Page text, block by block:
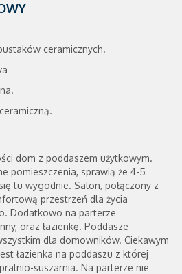
ceramicznych.
dom z poddaszem użytkowym.
pomieszczenia, sprawią że 4-5
tu wygodnie. Salon, połączony z
przestrzeń dla życia
Dodatkowo na parterze
oraz łazienkę. Poddasze
dla domowników. Ciekawym
łazienka na poddaszu z której
suszarnia. Na parterze nie